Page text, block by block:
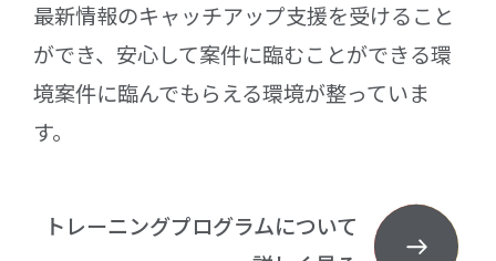
最新情報のキャッチアップ支援を受けること
ができ、安心して案件に臨むことができる環
境案件に臨んでもらえる環境が整っていま
す。
トレーニングプログラムについて